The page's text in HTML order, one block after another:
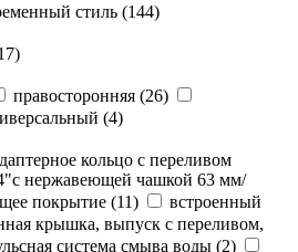
стиль (144)
)
правосторонняя (26)
(4)
кольцо с переливом
нержавеющей чашкой 63 мм/
покрытие (11)
встроенный
крышка, выпуск с переливом,
система смыва воды (2)